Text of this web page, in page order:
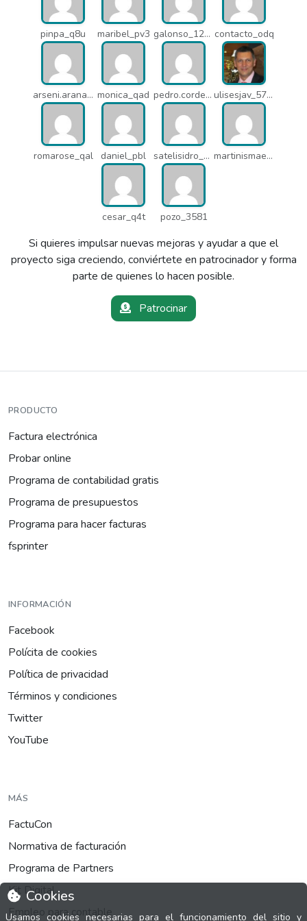
pinpa_q8u maribel_pv3 galonso_12031 contacto_odq
arseni.arana_16484 monica_qad pedro.corderonunez_qab ulisesjav_5758
romarose_qal daniel_pbl satelisidro_pt5 martinismaelima_qbd
cesar_q4t pozo_3581
Si quieres impulsar nuevas mejoras y ayudar a que el
proyecto siga creciendo, conviértete en patrocinador y forma
parte de quienes lo hacen posible.
Patrocinar
Cookies
Usamos cookies necesarias para el funcionamiento del sitio y
PRODUCTO
Factura electrónica
Probar online
Programa de contabilidad gratis
Programa de presupuestos
Programa para hacer facturas
fsprinter
INFORMACIÓN
Facebook
Polícita de cookies
Política de privacidad
Términos y condiciones
Twitter
YouTube
MÁS
FactuCon
Normativa de facturación
Programa de Partners
Kit Digital
Empleo para contable